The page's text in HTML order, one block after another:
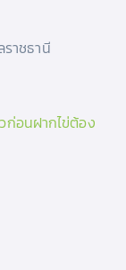
ราชธานี
ก่อนฝากไข่ต้อง